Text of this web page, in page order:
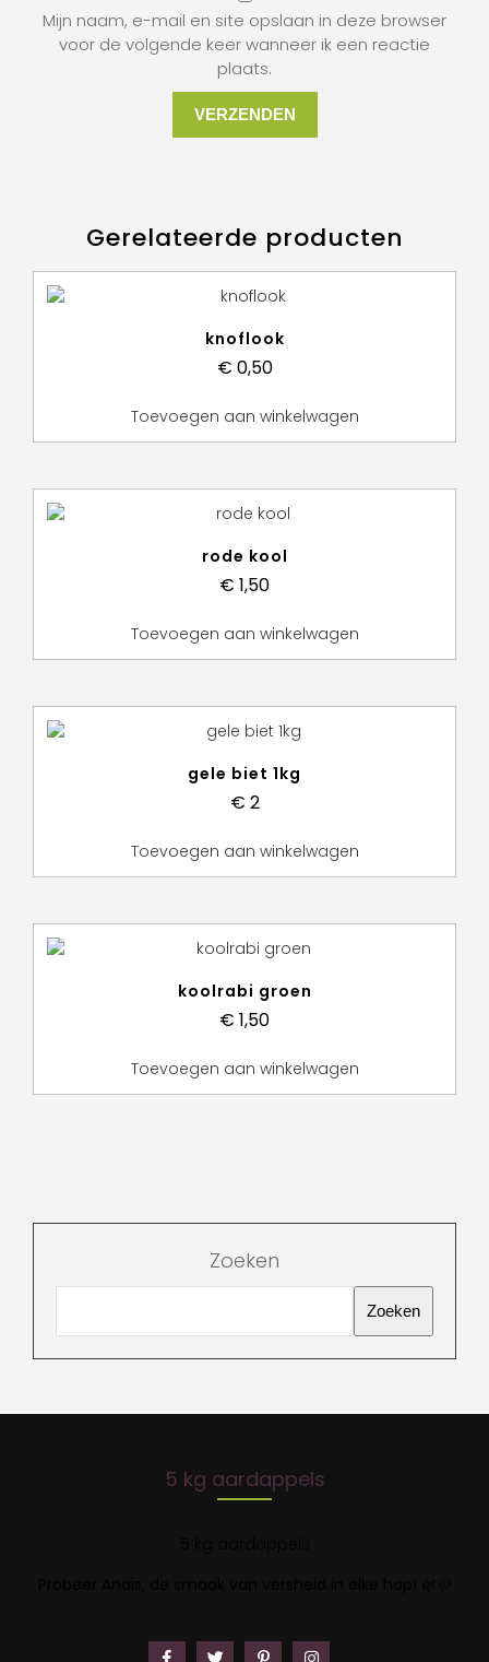
Mijn naam, e-mail en site opslaan in deze browser
voor de volgende keer wanneer ik een reactie
plaats.
Gerelateerde producten
knoflook
€ 0,50
Toevoegen aan winkelwagen
rode kool
€ 1,50
Toevoegen aan winkelwagen
gele biet 1kg
€ 2
Toevoegen aan winkelwagen
koolrabi groen
€ 1,50
Toevoegen aan winkelwagen
Zoeken
Zoeken
5 kg aardappels